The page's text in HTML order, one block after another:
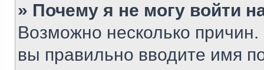
» Почему я не могу войти
Возможно несколько
вы правильно вводите имя